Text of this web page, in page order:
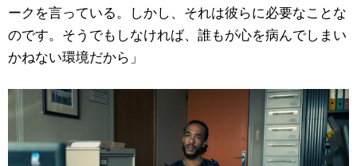
ークを言っている。しかし、それは彼らに必要なことな
のです。そうでもしなければ、誰もが心を病んでしまい
かねない環境だから」